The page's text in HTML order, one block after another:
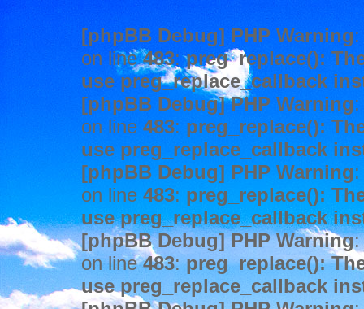
[phpBB Debug] PHP Warning
on line483:preg_replace():
use preg_replace_callback
[phpBB Debug] PHP Warning
on line 483: preg_replace():
use preg_replace_callback
[phpBB Debug] PHP Warning
on line 483: preg_replace():
use preg_replace_callback
[phpBB Debug] PHP Warning:
on line483:preg_replace():
use preg_replace_callback